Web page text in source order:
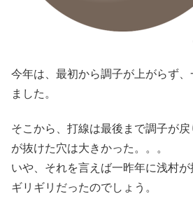
今年は、最初から調子が上がらず
ました。
そこから、打線は最後まで調子が
が抜けた穴は大きかった。。。
いや、それを言えば一昨年に浅村
ギリギリだったのでしょう。